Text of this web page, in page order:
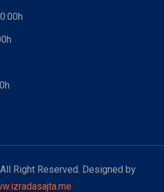
Right Reserved. Designed by